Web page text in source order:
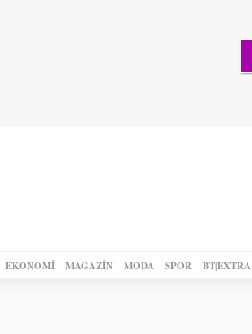
EKONOMİ MAGAZİN MODA SPOR BT|EXTRA